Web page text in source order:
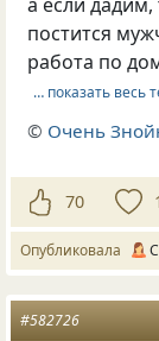
постится
работа по
… показать весь
© Очень
70
Опубликовала
#582726